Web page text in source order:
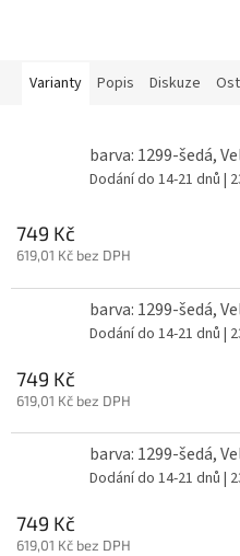
Varianty Popis Diskuze
barva: 1299-šedá,
Dodání do 14-21 dnů |
749 Kč
619,01 Kč bez DPH
barva: 1299-šedá,
Dodání do 14-21 dnů |
749 Kč
619,01 Kč bez DPH
barva: 1299-šedá,
Dodání do 14-21 dnů |
749 Kč
619,01 Kč bez DPH